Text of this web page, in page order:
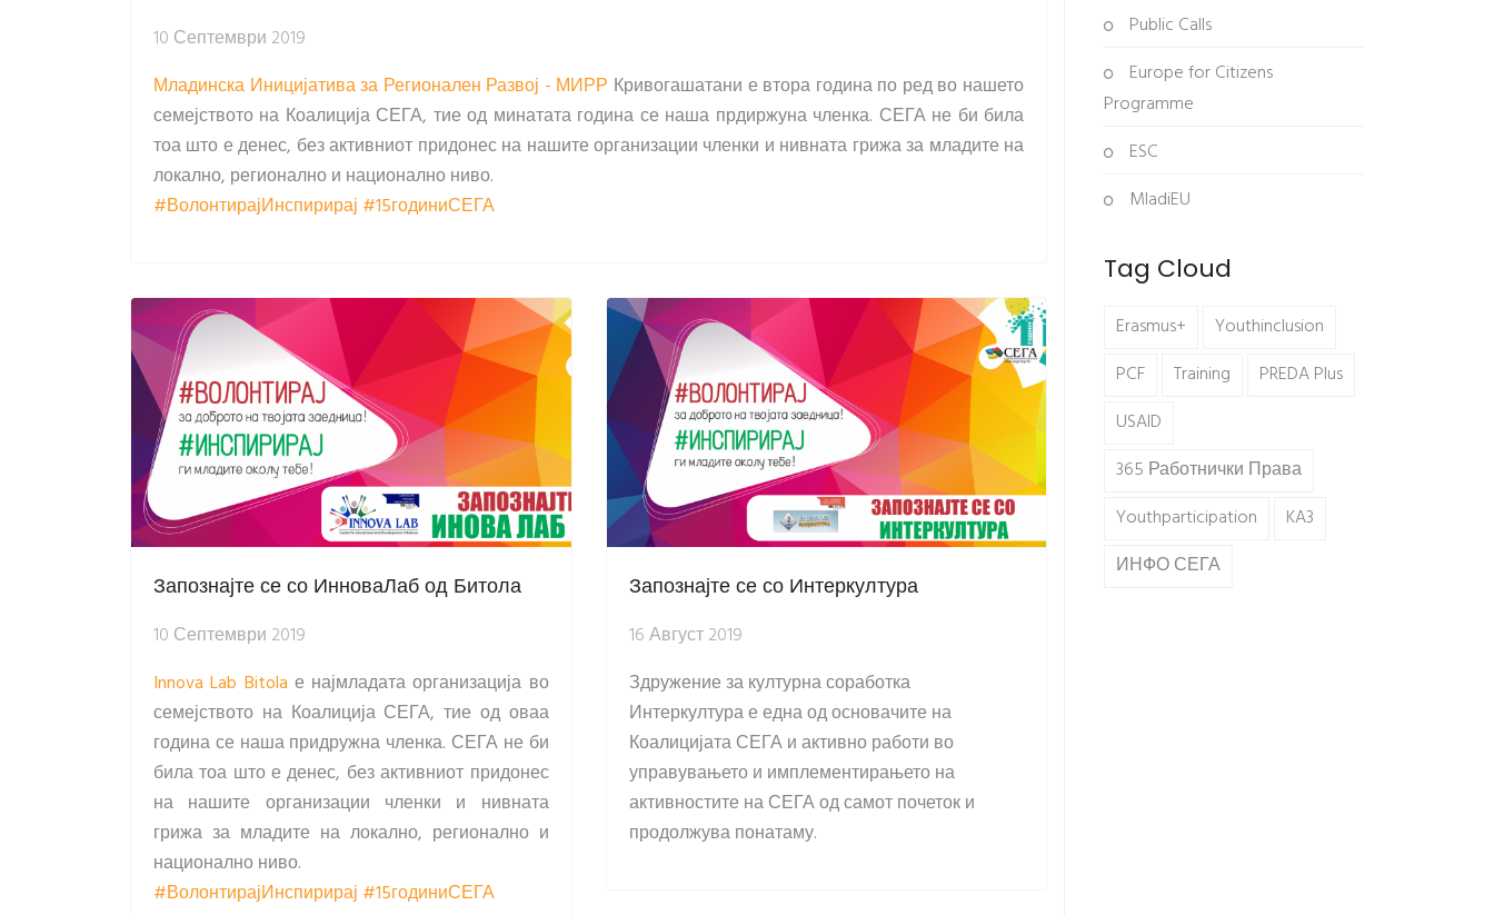
10 Септември 2019
Младинска Иницијатива за Регионален Развој - МИРР Кривогашатани е втора година по ред во нашето
семејството на Коалиција СЕГА, тие од минатата година се наша прдиржуна членка. СЕГА не би била
тоа што е денес, без активниот придонес на нашите организации членки и нивната грижа за младите на
локално, регионално и национално ниво.
#ВолонтирајИнспирирај #15годиниСЕГА
Запознајте се со ИнноваЛаб од Битола
10 Септември 2019
Innova Lab Bitola е најмладата организација во
семејството на Коалиција СЕГА, тие од оваа
година се наша придружна членка. СЕГА не би
била тоа што е денес, без активниот придонес
на нашите организации членки и нивната
грижа за младите на локално, регионално и
национално ниво.
#ВолонтирајИнспирирај #15годиниСЕГА
Запознајте се со Интеркултура
16 Август 2019
Здружение за културна соработка
Интеркултура е една од основачите на
Коалицијата СЕГА и активно работи во
управувањето и имплементирањето на
активностите на СЕГА од самот почеток и
продолжува понатаму.
Public Calls
Europe for Citizens
Programme
ESC
MladiEU
Tag Cloud
Erasmus+
Youthinclusion
PCF
Training
PREDA Plus
USAID
365 Работнички Права
Youthparticipation
KA3
ИНФО СЕГА